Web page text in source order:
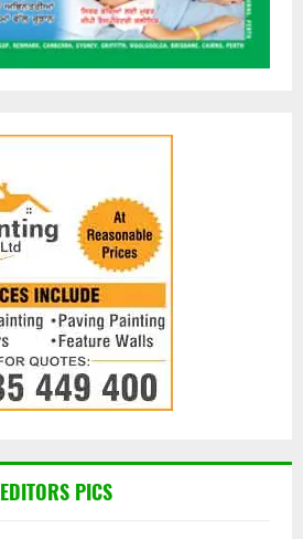
EDITORS PICS